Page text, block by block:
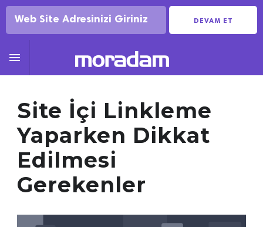
DEVAM ET

Site İçi Linkleme
Yaparken Dikkat
Edilmesi
Gerekenler